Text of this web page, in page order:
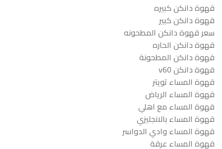
قهوة دانكن كبيره
قهوة دانكن كبير
سعر قهوة دانكن المطحونه
قهوة دانكن الحاره
قهوة دانكن المطحونة
قهوة دانكن v60
قهوة المساء تويتر
قهوة المساء الرياض
قهوة المساء مع اهلي
قهوة المساء بالانجليزي
قهوة المساء وادي الدواسر
قهوة المساء عرقة